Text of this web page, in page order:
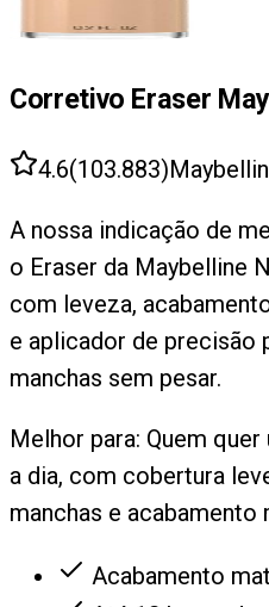
Corretivo Eraser
4.6(103.883)
A nossa indicação de
o Eraser da Maybelline
com leveza,
e aplicador de precisão
manchas sem pesar.
Melhor para: Quem
a dia, com cobertura
manchas e acabamento
Acabamento